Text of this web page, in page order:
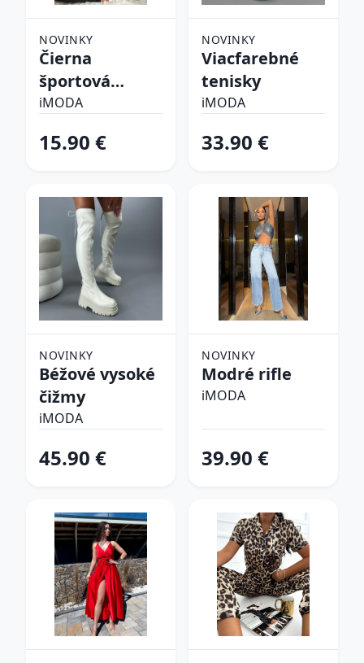
NOVINKY
Čierna
športová
podprsenka
iMODA
15.90 €
NOVINKY
Viacfarebné
tenisky
iMODA
33.90 €
NOVINKY
Béžové vysoké
čižmy
iMODA
45.90 €
NOVINKY
Modré rifle
iMODA
39.90 €